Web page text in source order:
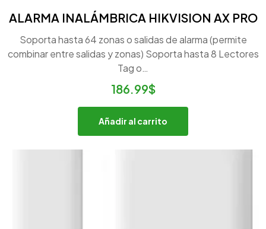
ALARMA INALÁMBRICA HIKVISION AX PRO
Soporta hasta 64 zonas o salidas de alarma (permite
combinar entre salidas y zonas) Soporta hasta 8 Lectores
Tag o…
186.99$
Añadir al carrito